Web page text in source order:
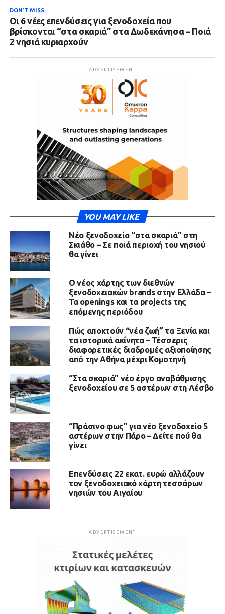
DON'T MISS
Οι 6 νέες επενδύσεις για ξενοδοχεία που
βρίσκονται “στα σκαριά” στα Δωδεκάνησα – Ποιά
2 νησιά κυριαρχούν
ADVERTISEMENT
YOU MAY LIKE
Νέο ξενοδοχείο “στα σκαριά” στη
Σκιάθο – Σε ποιά περιοχή του νησιού
θα γίνει
Ο νέος χάρτης των διεθνών
ξενοδοχειακών brands στην Ελλάδα –
Τα openings και τα projects της
επόμενης περιόδου
Πώς αποκτούν “νέα ζωή” τα Ξενία και
τα ιστορικά ακίνητα – Τέσσερις
διαφορετικές διαδρομές αξιοποίησης
από την Αθήνα μέχρι Κομοτηνή
“Στα σκαριά” νέο έργο αναβάθμισης
ξενοδοχείου σε 5 αστέρων στη Λέσβο
“Πράσινο φως” για νέο ξενοδοχείο 5
αστέρων στην Πάρο – Δείτε πού θα
γίνει
Επενδύσεις 22 εκατ. ευρώ αλλάζουν
τον ξενοδοχειακό χάρτη τεσσάρων
νησιών του Αιγαίου
ADVERTISEMENT